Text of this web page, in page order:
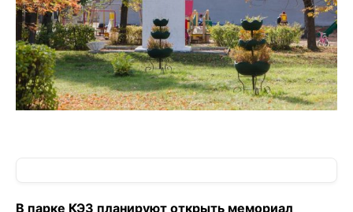
В парке КЭЗ планируют открыть мемориал